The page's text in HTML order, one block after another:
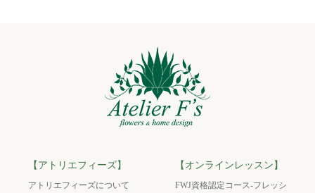
【アトリエフィーズ】
アトリエフィーズについて
【オンラインレッスン】
FWJ資格認定コース-フレッシ